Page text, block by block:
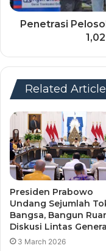
Penetrasi
Related
Presiden Prabowo
Undang Sejumlah
Bangsa, Bangun
Diskusi Lintas
3 March 2026